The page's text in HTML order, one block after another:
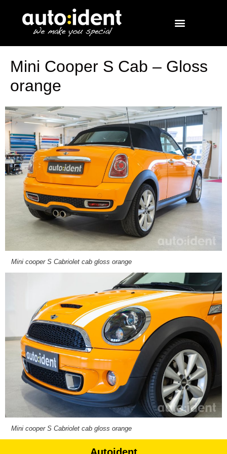
Mini Cooper S Cab – Gloss
orange
Mini cooper S Cabriolet cab gloss orange
Mini cooper S Cabriolet cab gloss orange